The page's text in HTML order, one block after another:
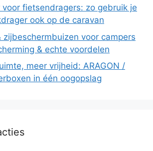
voor fietsendragers: zo gebruik je
ook op de caravan
zijbeschermbuizen voor campers
& echte voordelen
meer vrijheid: ARAGON /
in één oogopslag